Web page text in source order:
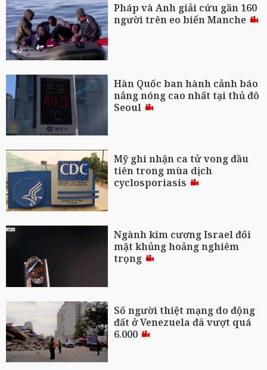
Pháp và Anh giải cứu gần 160
người trên eo biển Manche
Hàn Quốc ban hành cảnh báo
nắng nóng cao nhất tại thủ đô
Seoul
Mỹ ghi nhận ca tử vong đầu
tiên trong mùa dịch
cyclosporiasis
Ngành kim cương Israel đối
mặt khủng hoảng nghiêm
trọng
Số người thiệt mạng do động
đất ở Venezuela đã vượt quá
6.000